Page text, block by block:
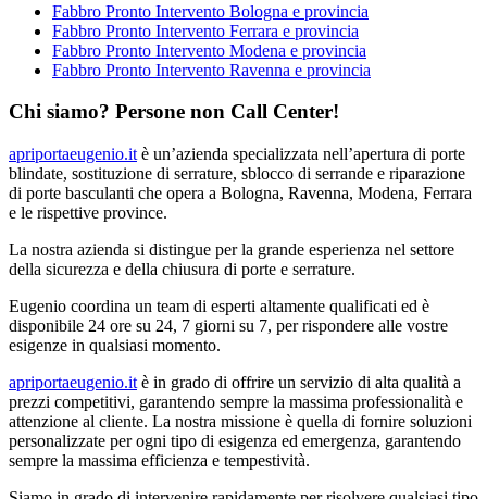
Fabbro Pronto Intervento Bologna e provincia
Fabbro Pronto Intervento Ferrara e provincia
Fabbro Pronto Intervento Modena e provincia
Fabbro Pronto Intervento Ravenna e provincia
Chi siamo? Persone non Call Center!
apriportaeugenio.it è un’azienda specializzata nell’apertura di porte
blindate, sostituzione di serrature, sblocco di serrande e riparazione
di porte basculanti che opera a Bologna, Ravenna, Modena, Ferrara
e le rispettive province.
La nostra azienda si distingue per la grande esperienza nel settore
della sicurezza e della chiusura di porte e serrature.
Eugenio coordina un team di esperti altamente qualificati ed è
disponibile 24 ore su 24, 7 giorni su 7, per rispondere alle vostre
esigenze in qualsiasi momento.
apriportaeugenio.it è in grado di offrire un servizio di alta qualità a
prezzi competitivi, garantendo sempre la massima professionalità e
attenzione al cliente. La nostra missione è quella di fornire soluzioni
personalizzate per ogni tipo di esigenza ed emergenza, garantendo
sempre la massima efficienza e tempestività.